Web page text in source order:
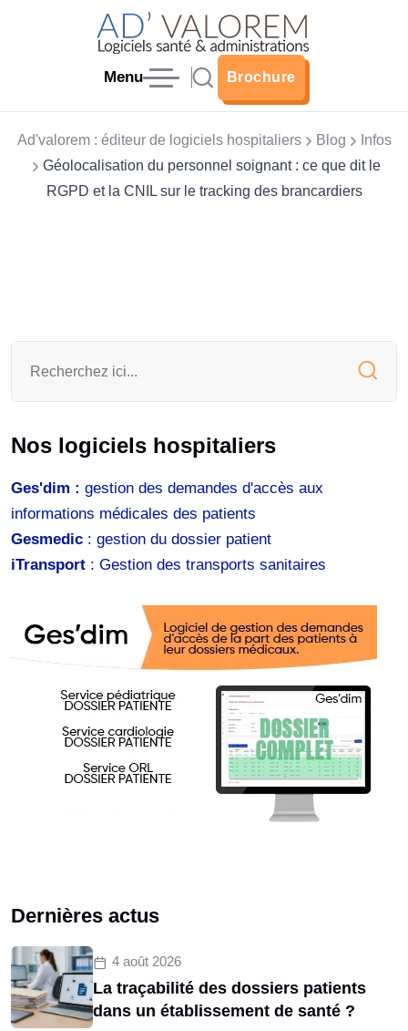
Menu
Brochure
Ad'valorem : éditeur de logiciels hospitaliers Blog
Infos
Géolocalisation du personnel soignant : ce que dit le
RGPD et la CNIL sur le tracking des brancardiers
Nos logiciels hospitaliers
Ges'dim : gestion des demandes d'accès aux
informations médicales des patients
Gesmedic : gestion du dossier patient
iTransport : Gestion des transports sanitaires
Dernières actus
4 août 2026
La traçabilité des dossiers patients
dans un établissement de santé ?